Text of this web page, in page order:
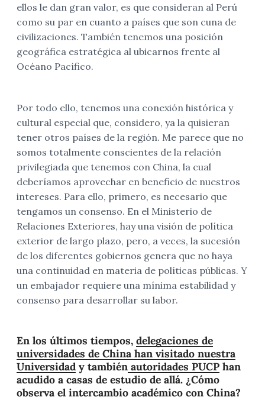
ellos le dan gran valor, es que consideran al Perú
como su par en cuanto a países que son cuna de
civilizaciones. También tenemos una posición
geográfica estratégica al ubicarnos frente al
Océano Pacífico.
Por todo ello, tenemos una conexión histórica y
cultural especial que, considero, ya la quisieran
tener otros países de la región. Me parece que no
somos totalmente conscientes de la relación
privilegiada que tenemos con China, la cual
deberíamos aprovechar en beneficio de nuestros
intereses. Para ello, primero, es necesario que
tengamos un consenso. En el Ministerio de
Relaciones Exteriores, hay una visión de política
exterior de largo plazo, pero, a veces, la sucesión
de los diferentes gobiernos genera que no haya
una continuidad en materia de políticas públicas. Y
un embajador requiere una mínima estabilidad y
consenso para desarrollar su labor.
En los últimos tiempos, delegaciones de
universidades de China han visitado nuestra
Universidad y también autoridades PUCP han
acudido a casas de estudio de allá. ¿Cómo
observa el intercambio académico con China?